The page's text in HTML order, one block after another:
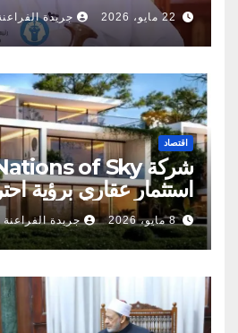
22 مايو، 2026 جريدة
اقتصاد
استثمار عقاري برؤية
8 مايو، 2026 جريدة الفراعنة